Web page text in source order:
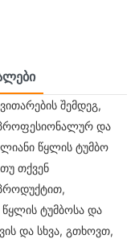
შემდეგ,
და
წყლის ტუმბო
თქვენ
ტუმბოსა და
და სხვა, გთხოვთ,